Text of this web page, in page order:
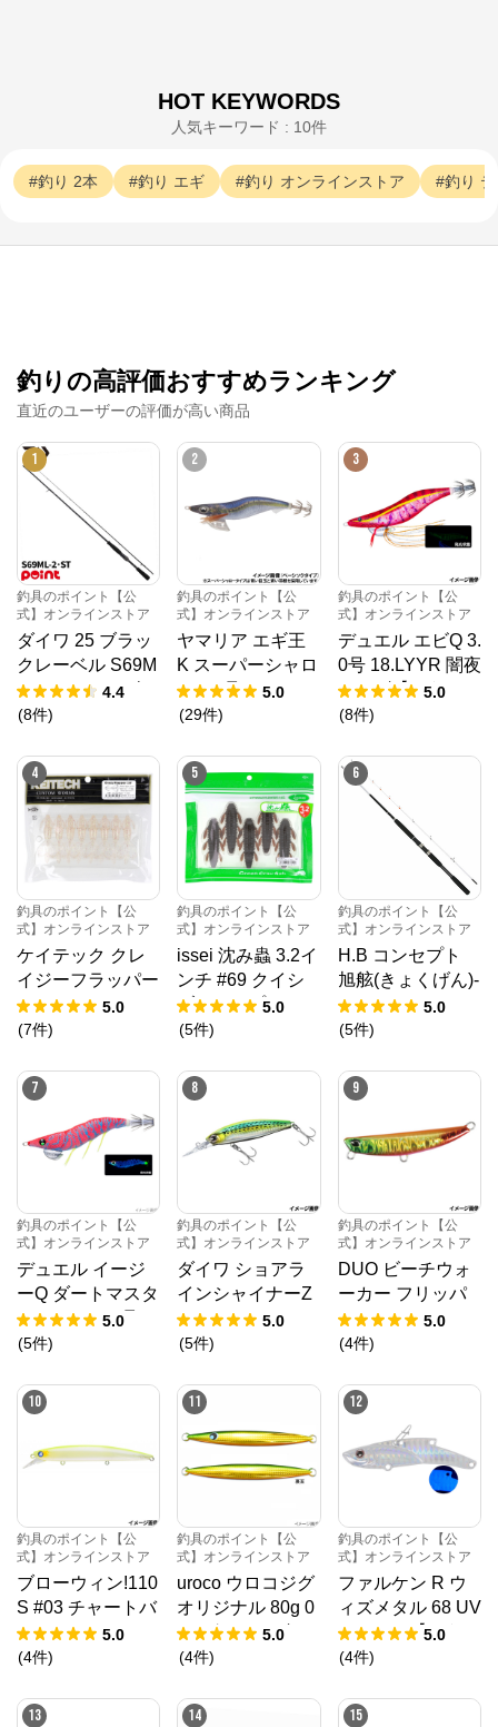
HOT KEYWORDS
人気キーワード : 10件
釣り 2本 釣り エギ 釣り オンラインストア 釣り
釣りの高評価おすすめランキング
直近のユーザーの評価が高い商品
1
釣具のポイント【公
式】オンラインストア
ダイワ 25 ブラッ
クレーベル S69M
L-2・ST (2026年
追加モデル)
4.4
(8件)
2
釣具のポイント【公
式】オンラインストア
ヤマリア エギ王
K スーパーシャロ
ー 3.5号 050 ケイ
ムライワシ【ゆう
5.0
(29件)
3
釣具のポイント【公
式】オンラインストア
デュエル エビQ 3.
0号 18.LYYR 闇夜
ローズ【ゆうパケ
ット】
5.0
(8件)
4
釣具のポイント【公
式】オンラインストア
ケイテック クレ
イジーフラッパー
2.8インチ 529 ク
リスタルフラッシ
ト】
5.0
(7件)
5
釣具のポイント【公
式】オンラインストア
issei 沈み蟲 3.2イ
ンチ #69 クイシ
ブリパンプキン
【ゆうパケット】
5.0
(5件)
6
釣具のポイント【公
式】オンラインストア
H.B コンセプト
旭舷(きょくげん)-
EX 20-195 KP
-2019 H.B con
5.0
(5件)
7
釣具のポイント【公
式】オンラインストア
デュエル イージ
ーQ ダートマスタ
ー ラトル 3.5号 1
5.BLBI ブルー夜
5.0
(5件)
8
釣具のポイント【公
式】オンラインストア
ダイワ ショアラ
インシャイナーZ
セットアッパー 7
5S-DR アデルラ
うパケット】
5.0
(5件)
9
釣具のポイント【公
式】オンラインストア
DUO ビーチウォ
ーカー フリッパ
ー 32 UVエメラル
ドRT【ゆうパケ
5.0
(4件)
10
釣具のポイント【公
式】オンラインストア
ブローウィン!110
S #03 チャートバ
ックパールクリア
【ブローウィン！
一人様2点まで】
5.0
(4件)
11
釣具のポイント【公
式】オンラインストア
uroco ウロコジグ
オリジナル 80g 0
04 グリーンゴー
ルド
5.0
(4件)
12
釣具のポイント【公
式】オンラインストア
ファルケン R ウ
ィズメタル 68 UV
シルバー【ゆうパ
ケット】
5.0
(4件)
13 14 15
公式ECサイト
※外部サイトが開きます
釣具のポイント【公式】オンラインストアから
釣具のポイント【公式】オンラインストア
https://www.point-official.shop/shop/default.aspx
創業75年。全国に70拠点以上、お取引先様1,500社以
上の株式会社タカミヤが運営する釣具の通販サイトで
す。
1999年よりインターネットでの販売をスタートしてい
ます。
P’S CLUB会員様は釣具のポイント【公式】オンライ
ンストア（以下：当オンライストア）と実店舗が連携